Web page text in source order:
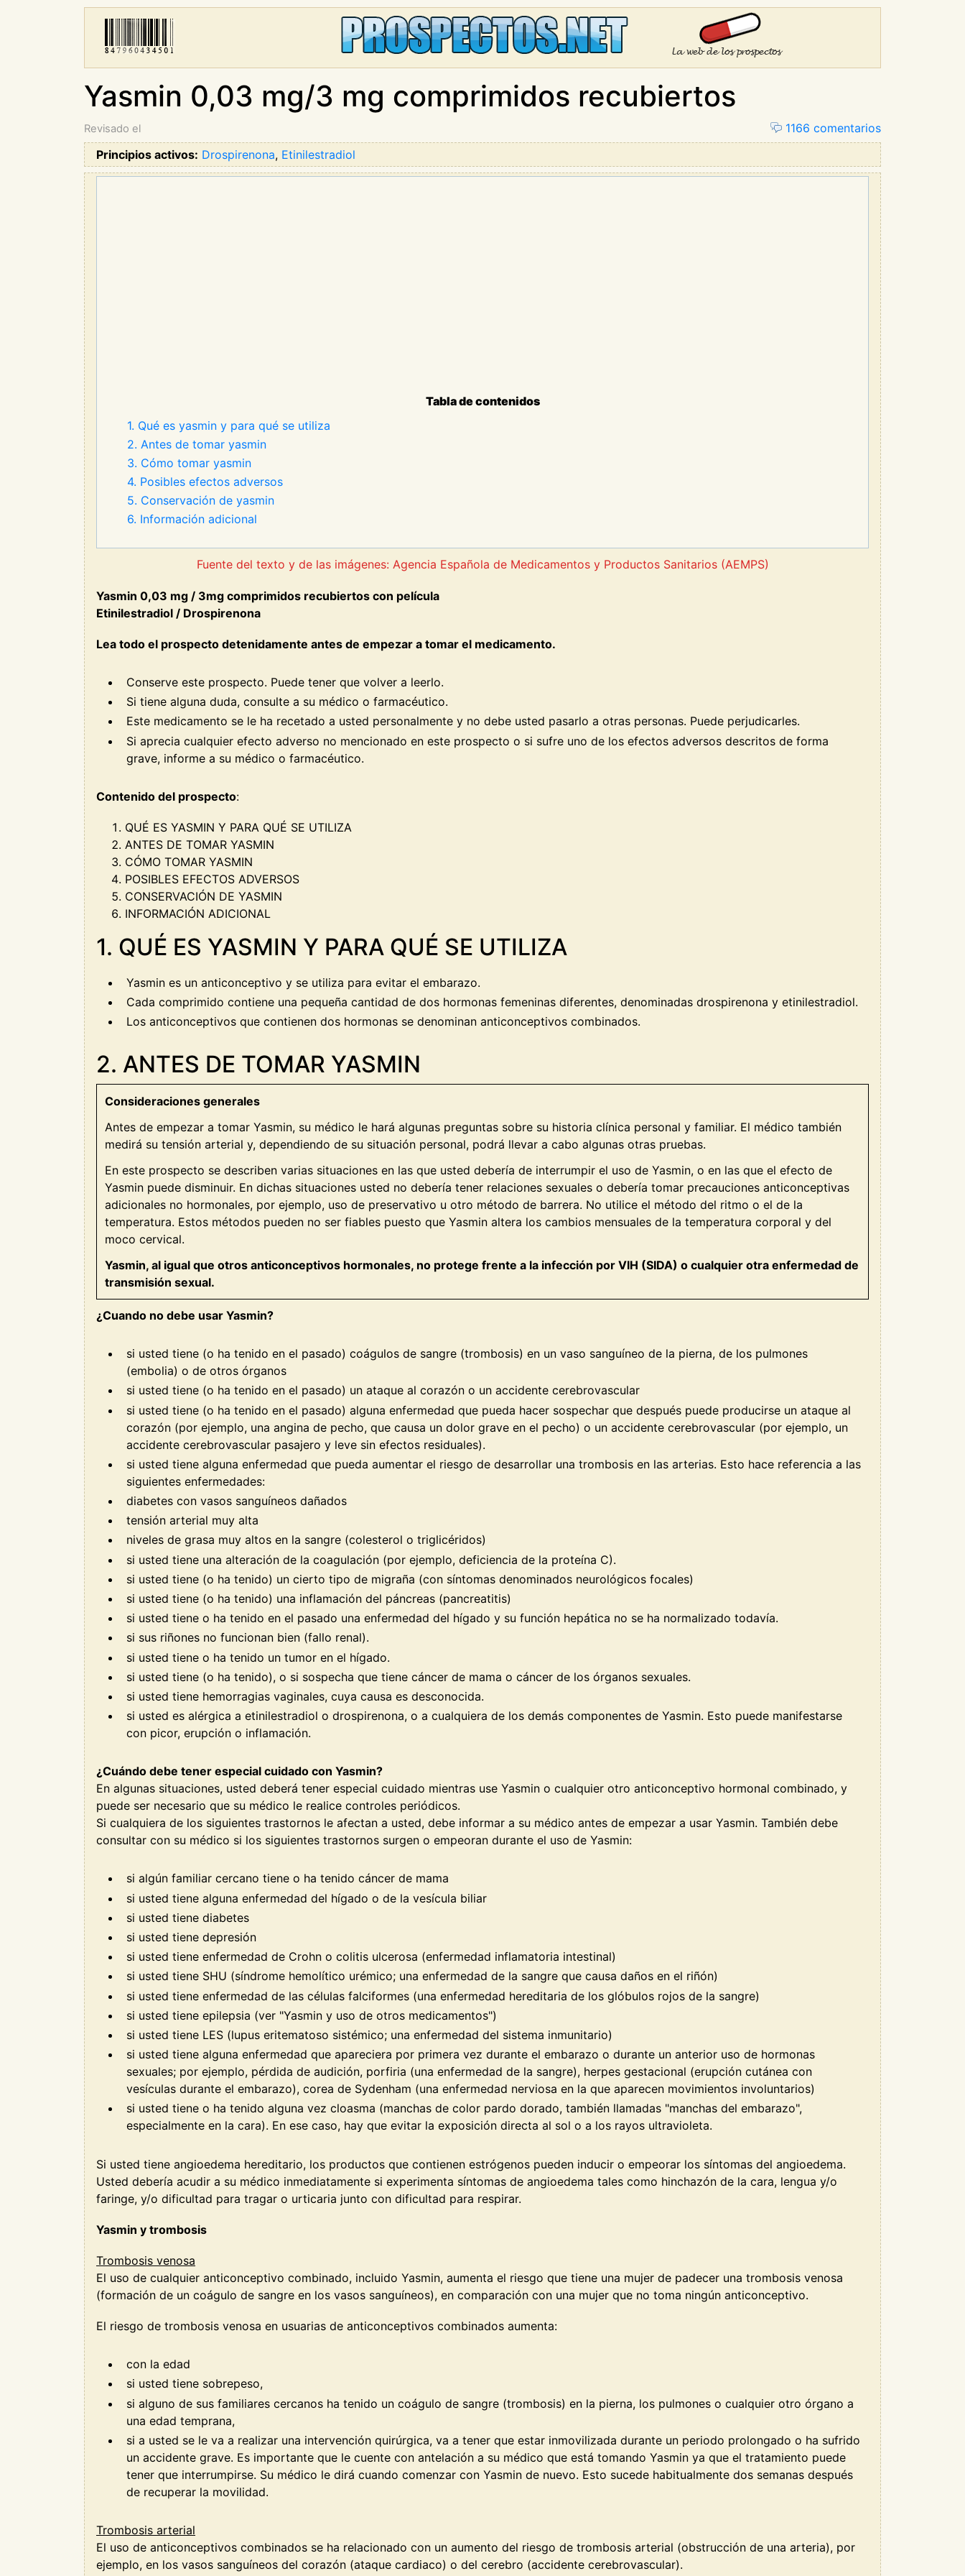
Yasmin 0,03 mg/3 mg comprimidos recubiertos
1166 comentarios
Revisado el
Principios activos: Drospirenona, Etinilestradiol
Tabla de contenidos
1. Qué es yasmin y para qué se utiliza
2. Antes de tomar yasmin
3. Cómo tomar yasmin
4. Posibles efectos adversos
5. Conservación de yasmin
6. Información adicional
Fuente del texto y de las imágenes: Agencia Española de Medicamentos y Productos Sanitarios (AEMPS)
Yasmin 0,03 mg / 3mg comprimidos recubiertos con película
Etinilestradiol / Drospirenona
Lea todo el prospecto detenidamente antes de empezar a tomar el medicamento.
Conserve este prospecto. Puede tener que volver a leerlo.
Si tiene alguna duda, consulte a su médico o farmacéutico.
Este medicamento se le ha recetado a usted personalmente y no debe usted pasarlo a otras personas. Puede perjudicarles.
Si aprecia cualquier efecto adverso no mencionado en este prospecto o si sufre uno de los efectos adversos descritos de forma
grave, informe a su médico o farmacéutico.
Contenido del prospecto:
QUÉ ES YASMIN Y PARA QUÉ SE UTILIZA
ANTES DE TOMAR YASMIN
CÓMO TOMAR YASMIN
POSIBLES EFECTOS ADVERSOS
CONSERVACIÓN DE YASMIN
INFORMACIÓN ADICIONAL
1. QUÉ ES YASMIN Y PARA QUÉ SE UTILIZA
Yasmin es un anticonceptivo y se utiliza para evitar el embarazo.
Cada comprimido contiene una pequeña cantidad de dos hormonas femeninas diferentes, denominadas drospirenona y etinilestradiol.
Los anticonceptivos que contienen dos hormonas se denominan anticonceptivos combinados.
2. ANTES DE TOMAR YASMIN
Consideraciones generales
Antes de empezar a tomar Yasmin, su médico le hará algunas preguntas sobre su historia clínica personal y familiar. El médico también
medirá su tensión arterial y, dependiendo de su situación personal, podrá llevar a cabo algunas otras pruebas.
En este prospecto se describen varias situaciones en las que usted debería de interrumpir el uso de Yasmin, o en las que el efecto de
Yasmin puede disminuir. En dichas situaciones usted no debería tener relaciones sexuales o debería tomar precauciones anticonceptivas
adicionales no hormonales, por ejemplo, uso de preservativo u otro método de barrera. No utilice el método del ritmo o el de la
temperatura. Estos métodos pueden no ser fiables puesto que Yasmin altera los cambios mensuales de la temperatura corporal y del
moco cervical.
Yasmin, al igual que otros anticonceptivos hormonales, no protege frente a la infección por VIH (SIDA) o cualquier otra enfermedad de
transmisión sexual.
¿Cuando no debe usar Yasmin?
si usted tiene (o ha tenido en el pasado) coágulos de sangre (trombosis) en un vaso sanguíneo de la pierna, de los pulmones
(embolia) o de otros órganos
si usted tiene (o ha tenido en el pasado) un ataque al corazón o un accidente cerebrovascular
si usted tiene (o ha tenido en el pasado) alguna enfermedad que pueda hacer sospechar que después puede producirse un ataque al
corazón (por ejemplo, una angina de pecho, que causa un dolor grave en el pecho) o un accidente cerebrovascular (por ejemplo, un
accidente cerebrovascular pasajero y leve sin efectos residuales).
si usted tiene alguna enfermedad que pueda aumentar el riesgo de desarrollar una trombosis en las arterias. Esto hace referencia a las
siguientes enfermedades:
diabetes con vasos sanguíneos dañados
tensión arterial muy alta
niveles de grasa muy altos en la sangre (colesterol o triglicéridos)
si usted tiene una alteración de la coagulación (por ejemplo, deficiencia de la proteína C).
si usted tiene (o ha tenido) un cierto tipo de migraña (con síntomas denominados neurológicos focales)
si usted tiene (o ha tenido) una inflamación del páncreas (pancreatitis)
si usted tiene o ha tenido en el pasado una enfermedad del hígado y su función hepática no se ha normalizado todavía.
si sus riñones no funcionan bien (fallo renal).
si usted tiene o ha tenido un tumor en el hígado.
si usted tiene (o ha tenido), o si sospecha que tiene cáncer de mama o cáncer de los órganos sexuales.
si usted tiene hemorragias vaginales, cuya causa es desconocida.
si usted es alérgica a etinilestradiol o drospirenona, o a cualquiera de los demás componentes de Yasmin. Esto puede manifestarse
con picor, erupción o inflamación.
¿Cuándo debe tener especial cuidado con Yasmin?
En algunas situaciones, usted deberá tener especial cuidado mientras use Yasmin o cualquier otro anticonceptivo hormonal combinado, y
puede ser necesario que su médico le realice controles periódicos.
Si cualquiera de los siguientes trastornos le afectan a usted, debe informar a su médico antes de empezar a usar Yasmin. También debe
consultar con su médico si los siguientes trastornos surgen o empeoran durante el uso de Yasmin:
si algún familiar cercano tiene o ha tenido cáncer de mama
si usted tiene alguna enfermedad del hígado o de la vesícula biliar
si usted tiene diabetes
si usted tiene depresión
si usted tiene enfermedad de Crohn o colitis ulcerosa (enfermedad inflamatoria intestinal)
si usted tiene SHU (síndrome hemolítico urémico; una enfermedad de la sangre que causa daños en el riñón)
si usted tiene enfermedad de las células falciformes (una enfermedad hereditaria de los glóbulos rojos de la sangre)
si usted tiene epilepsia (ver "Yasmin y uso de otros medicamentos")
si usted tiene LES (lupus eritematoso sistémico; una enfermedad del sistema inmunitario)
si usted tiene alguna enfermedad que apareciera por primera vez durante el embarazo o durante un anterior uso de hormonas
sexuales; por ejemplo, pérdida de audición, porfiria (una enfermedad de la sangre), herpes gestacional (erupción cutánea con
vesículas durante el embarazo), corea de Sydenham (una enfermedad nerviosa en la que aparecen movimientos involuntarios)
si usted tiene o ha tenido alguna vez cloasma (manchas de color pardo dorado, también llamadas "manchas del embarazo",
especialmente en la cara). En ese caso, hay que evitar la exposición directa al sol o a los rayos ultravioleta.
Si usted tiene angioedema hereditario, los productos que contienen estrógenos pueden inducir o empeorar los síntomas del angioedema.
Usted debería acudir a su médico inmediatamente si experimenta síntomas de angioedema tales como hinchazón de la cara, lengua y/o
faringe, y/o dificultad para tragar o urticaria junto con dificultad para respirar.
Yasmin y trombosis
Trombosis venosa
El uso de cualquier anticonceptivo combinado, incluido Yasmin, aumenta el riesgo que tiene una mujer de padecer una trombosis venosa
(formación de un coágulo de sangre en los vasos sanguíneos), en comparación con una mujer que no toma ningún anticonceptivo.
El riesgo de trombosis venosa en usuarias de anticonceptivos combinados aumenta:
con la edad
si usted tiene sobrepeso,
si alguno de sus familiares cercanos ha tenido un coágulo de sangre (trombosis) en la pierna, los pulmones o cualquier otro órgano a
una edad temprana,
si a usted se le va a realizar una intervención quirúrgica, va a tener que estar inmovilizada durante un periodo prolongado o ha sufrido
un accidente grave. Es importante que le cuente con antelación a su médico que está tomando Yasmin ya que el tratamiento puede
tener que interrumpirse. Su médico le dirá cuando comenzar con Yasmin de nuevo. Esto sucede habitualmente dos semanas después
de recuperar la movilidad.
Trombosis arterial
El uso de anticonceptivos combinados se ha relacionado con un aumento del riesgo de trombosis arterial (obstrucción de una arteria), por
ejemplo, en los vasos sanguíneos del corazón (ataque cardiaco) o del cerebro (accidente cerebrovascular).